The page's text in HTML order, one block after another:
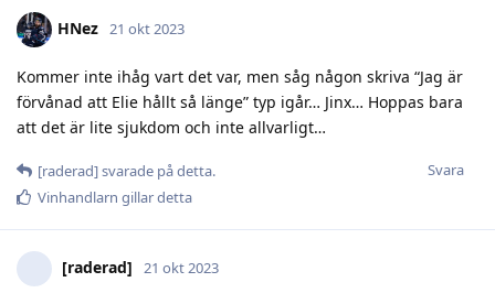
HNez 21 okt 2023
Kommer inte ihåg vart det var, men såg någon skriva “Jag är
förvånad att Elie hållt så länge” typ igår… Jinx… Hoppas bara
att det är lite sjukdom och inte allvarligt…
Svara
[raderad]svarade på detta.
Vinhandlarn gillar detta
[raderad] 21 okt 2023